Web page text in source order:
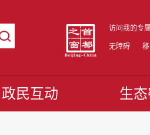
访问我的专
无障碍
政民互动 生